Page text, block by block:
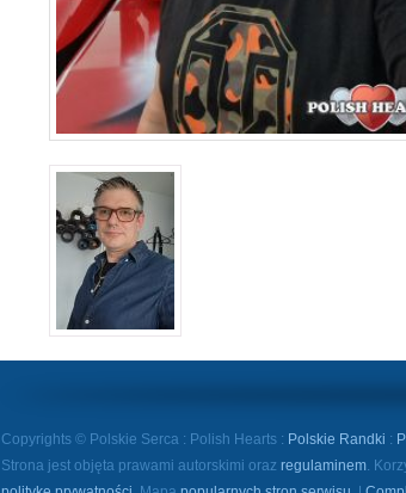
Copyrights © Polskie Serca : Polish Hearts : Polskie Randki :
Strona jest objęta prawami autorskimi oraz regulaminem .